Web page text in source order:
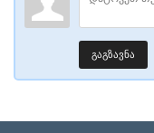
გაგზავნა